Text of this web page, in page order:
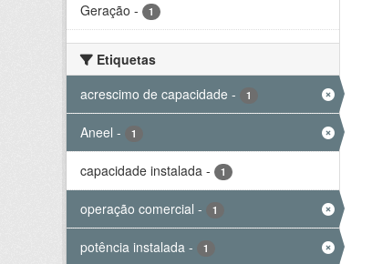
Geração - 1
Etiquetas
acrescimo de capacidade - 1
Aneel - 1
capacidade instalada - 1
operação comercial - 1
potência instalada - 1